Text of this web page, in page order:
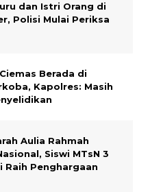
dan Istri Orang di
Polisi Mulai Periksa
Berada di
Kapolres: Masih
Aulia Rahmah
Siswi MTsN 3
Raih Penghargaan